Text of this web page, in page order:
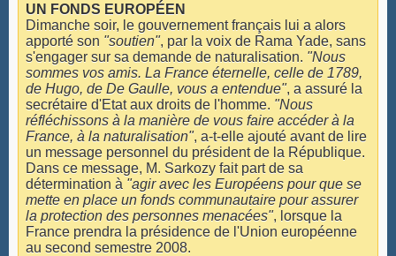
UN FONDS EUROPÉEN
Dimanche soir, le gouvernement français lui a alors
apporté son "soutien", par la voix de Rama Yade, sans
s'engager sur sa demande de naturalisation. "Nous
sommes vos amis. La France éternelle, celle de 1789,
de Hugo, de De Gaulle, vous a entendue", a assuré la
secrétaire d'Etat aux droits de l'homme. "Nous
réfléchissons à la manière de vous faire accéder à la
France, à la naturalisation", a-t-elle ajouté avant de lire
un message personnel du président de la République.
Dans ce message, M. Sarkozy fait part de sa
détermination à "agir avec les Européens pour que se
mette en place un fonds communautaire pour assurer
la protection des personnes menacées", lorsque la
France prendra la présidence de l'Union européenne
au second semestre 2008.